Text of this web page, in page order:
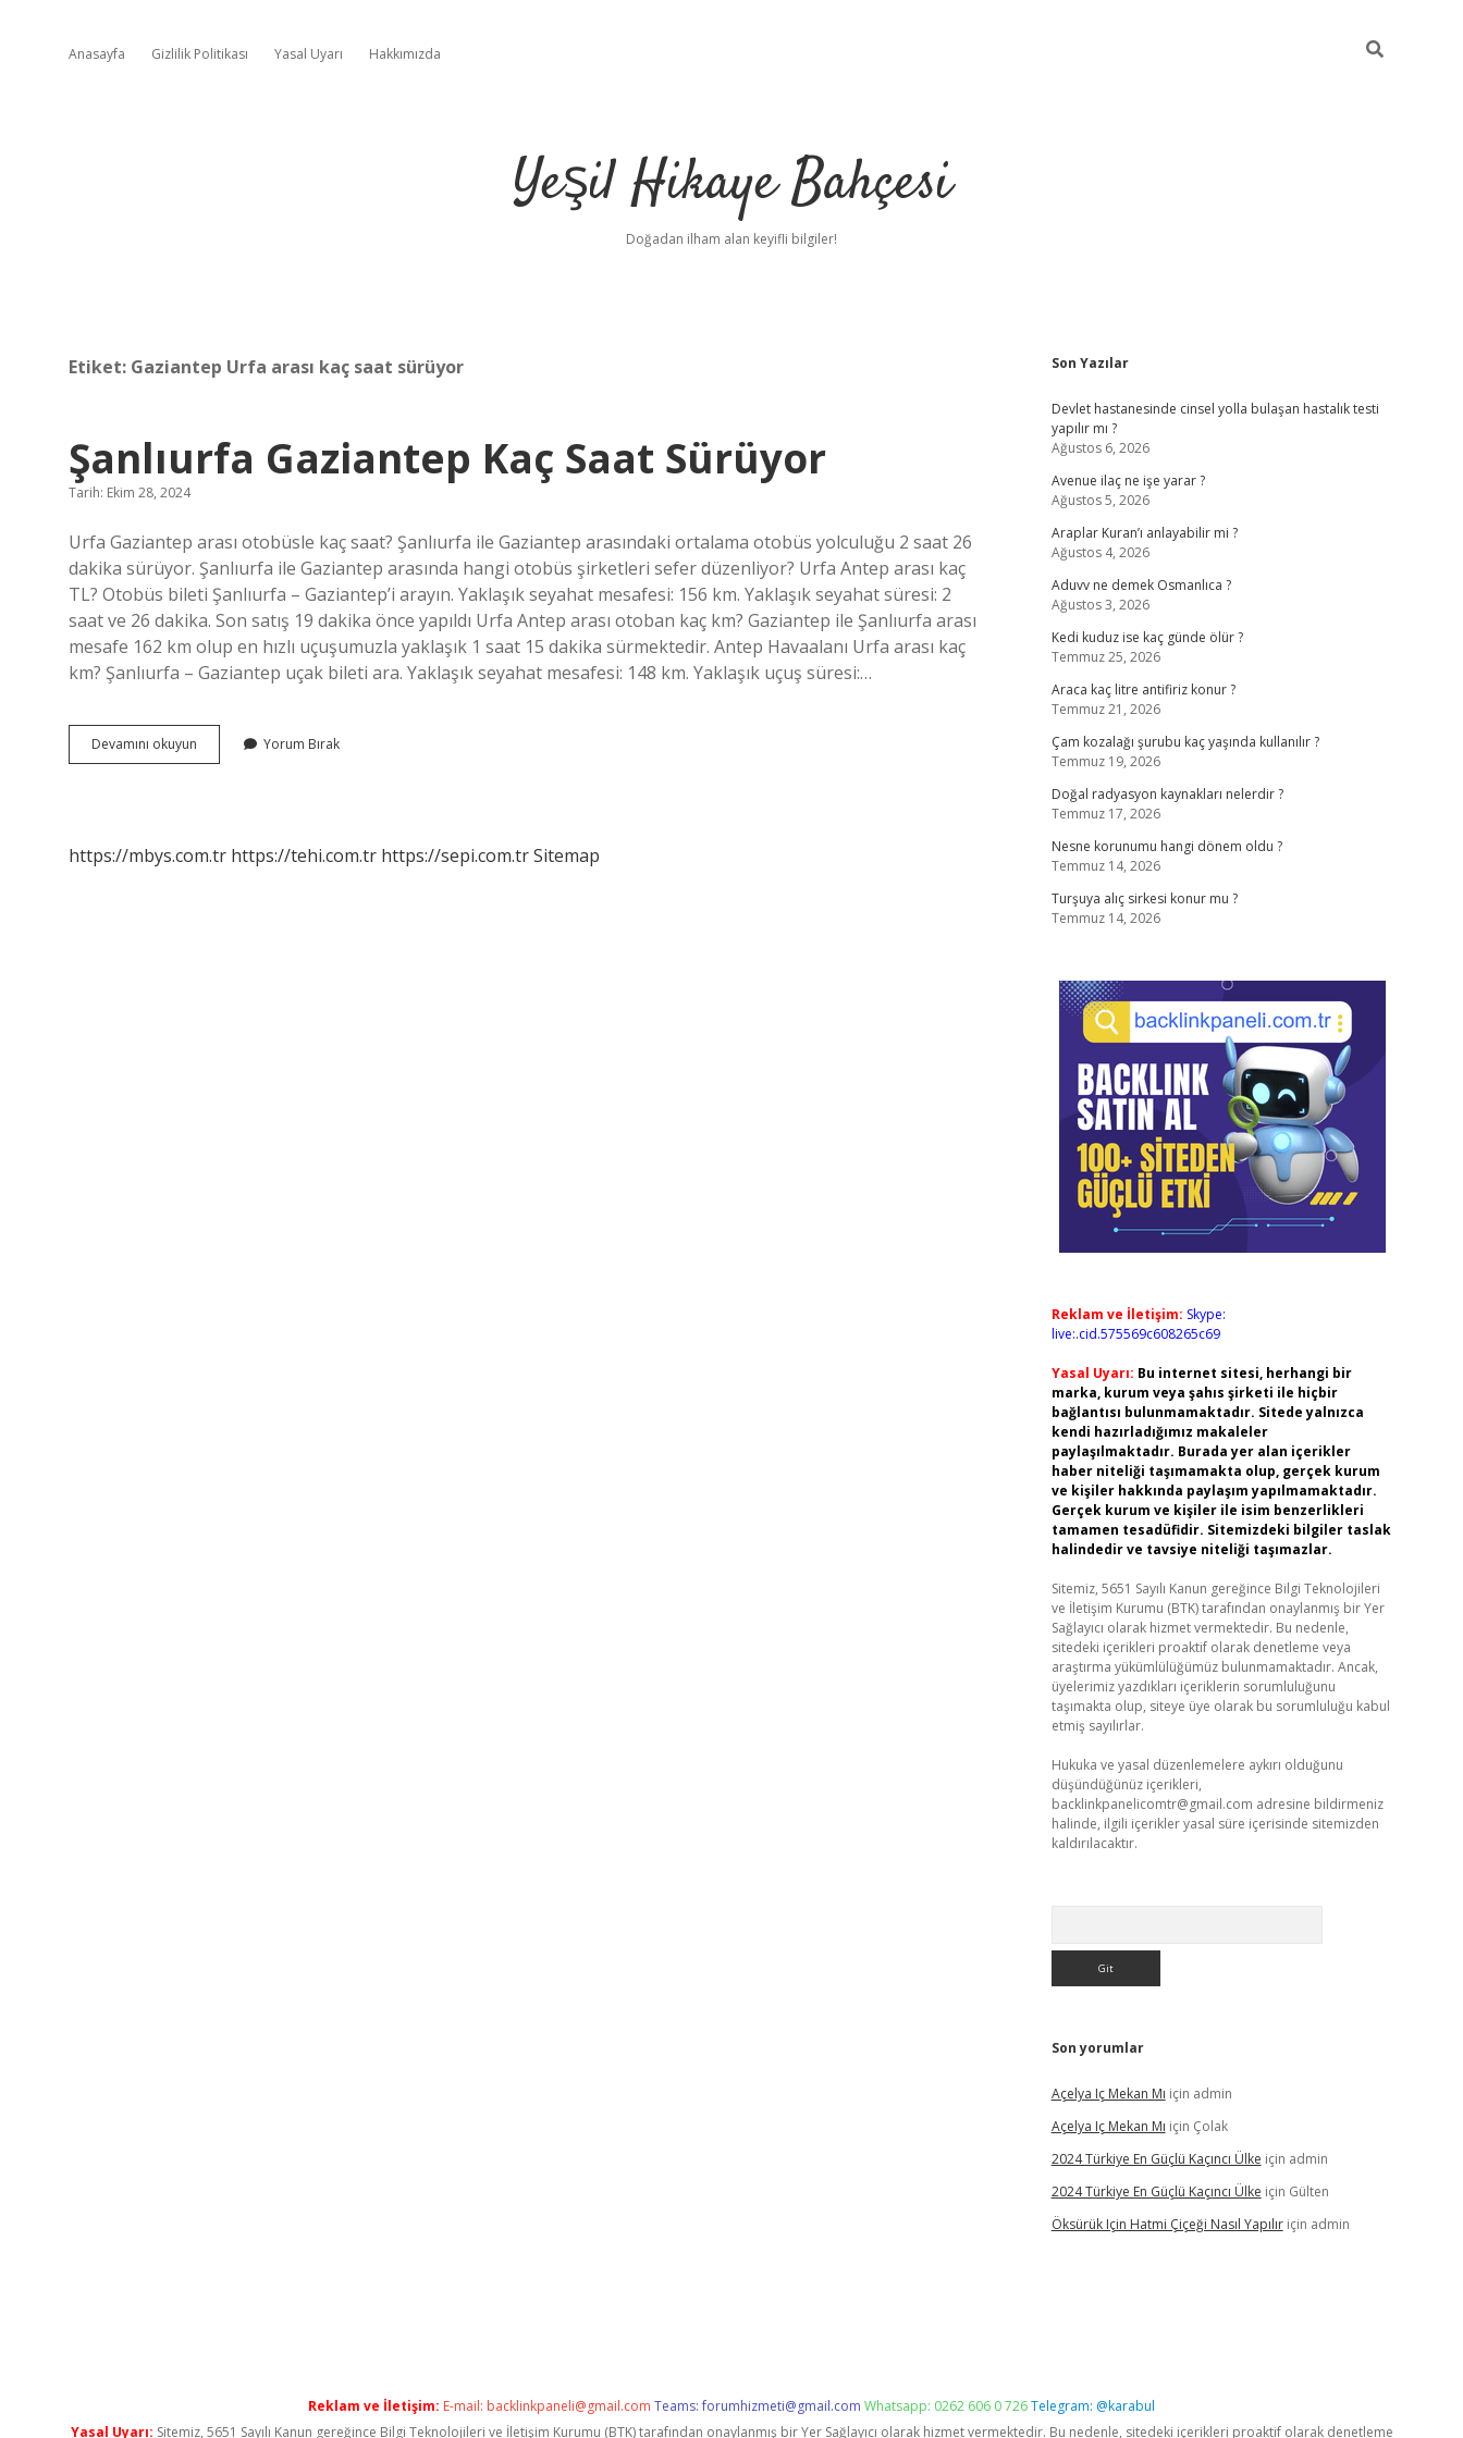
Anasayfa Gizlilik Politikası Yasal Uyarı Hakkımızda
Yeşil Hikaye Bahçesi
Doğadan ilham alan keyifli bilgiler!
Etiket: Gaziantep Urfa arası kaç saat sürüyor
Şanlıurfa Gaziantep Kaç Saat Sürüyor
Tarih: Ekim 28, 2024
Urfa Gaziantep arası otobüsle kaç saat? Şanlıurfa ile Gaziantep arasındaki ortalama otobüs yolculuğu 2 saat 26
dakika sürüyor. Şanlıurfa ile Gaziantep arasında hangi otobüs şirketleri sefer düzenliyor? Urfa Antep arası kaç
TL? Otobüs bileti Şanlıurfa – Gaziantep’i arayın. Yaklaşık seyahat mesafesi: 156 km. Yaklaşık seyahat süresi: 2
saat ve 26 dakika. Son satış 19 dakika önce yapıldı Urfa Antep arası otoban kaç km? Gaziantep ile Şanlıurfa arası
mesafe 162 km olup en hızlı uçuşumuzla yaklaşık 1 saat 15 dakika sürmektedir. Antep Havaalanı Urfa arası kaç
km? Şanlıurfa – Gaziantep uçak bileti ara. Yaklaşık seyahat mesafesi: 148 km. Yaklaşık uçuş süresi:…
Devamını okuyun Şanlıurfa
Gaziantep
Yorum Bırak
https://mbys.com.tr https://tehi.com.tr https://sepi.com.trSitemap
Sidebar
Son Yazılar
Devlet hastanesinde cinsel yolla bulaşan hastalık testi
yapılır mı ?
Ağustos 6, 2026
Avenue ilaç ne işe yarar ?
Ağustos 5, 2026
Araplar Kuran’ı anlayabilir mi ?
Ağustos 4, 2026
Aduvv ne demek Osmanlıca ?
Ağustos 3, 2026
Kedi kuduz ise kaç günde ölür ?
Temmuz 25, 2026
Araca kaç litre antifiriz konur ?
Temmuz 21, 2026
Çam kozalağı şurubu kaç yaşında kullanılır ?
Temmuz 19, 2026
Doğal radyasyon kaynakları nelerdir ?
Temmuz 17, 2026
Nesne korunumu hangi dönem oldu ?
Temmuz 14, 2026
Turşuya alıç sirkesi konur mu ?
Temmuz 14, 2026
Reklam ve İletişim: Skype:
live:.cid.575569c608265c69
Yasal Uyarı: Bu internet sitesi, herhangi bir
marka, kurum veya şahıs şirketi ile hiçbir
bağlantısı bulunmamaktadır. Sitede yalnızca
kendi hazırladığımız makaleler
paylaşılmaktadır. Burada yer alan içerikler
haber niteliği taşımamakta olup, gerçek kurum
ve kişiler hakkında paylaşım yapılmamaktadır.
Gerçek kurum ve kişiler ile isim benzerlikleri
tamamen tesadüfidir. Sitemizdeki bilgiler taslak
halindedir ve tavsiye niteliği taşımazlar.
Sitemiz, 5651 Sayılı Kanun gereğince Bilgi Teknolojileri
ve İletişim Kurumu (BTK) tarafından onaylanmış bir Yer
Sağlayıcı olarak hizmet vermektedir. Bu nedenle,
sitedeki içerikleri proaktif olarak denetleme veya
araştırma yükümlülüğümüz bulunmamaktadır. Ancak,
üyelerimiz yazdıkları içeriklerin sorumluluğunu
taşımakta olup, siteye üye olarak bu sorumluluğu kabul
etmiş sayılırlar.
Hukuka ve yasal düzenlemelere aykırı olduğunu
düşündüğünüz içerikleri,
backlinkpanelicomtr@gmail.com adresine bildirmeniz
halinde, ilgili içerikler yasal süre içerisinde sitemizden
kaldırılacaktır.
Son yorumlar
Açelya Iç Mekan Mı için admin
Açelya Iç Mekan Mı için Çolak
2024 Türkiye En Güçlü Kaçıncı Ülke için admin
2024 Türkiye En Güçlü Kaçıncı Ülke için Gülten
Öksürük Için Hatmi Çiçeği Nasıl Yapılıriçin admin
Reklam ve İletişim: E-mail: backlinkpaneli@gmail.com Teams:forumhizmeti@gmail.com Whatsapp: 0262 606 0 726Telegram: @karabul
Yasal Uyarı: Sitemiz, 5651 Sayılı Kanun gereğince Bilgi Teknolojileri ve İletişim Kurumu (BTK) tarafından onaylanmış bir Yer Sağlayıcı olarak hizmet vermektedir. Bu nedenle, sitedeki içerikleri proaktif olarak denetleme